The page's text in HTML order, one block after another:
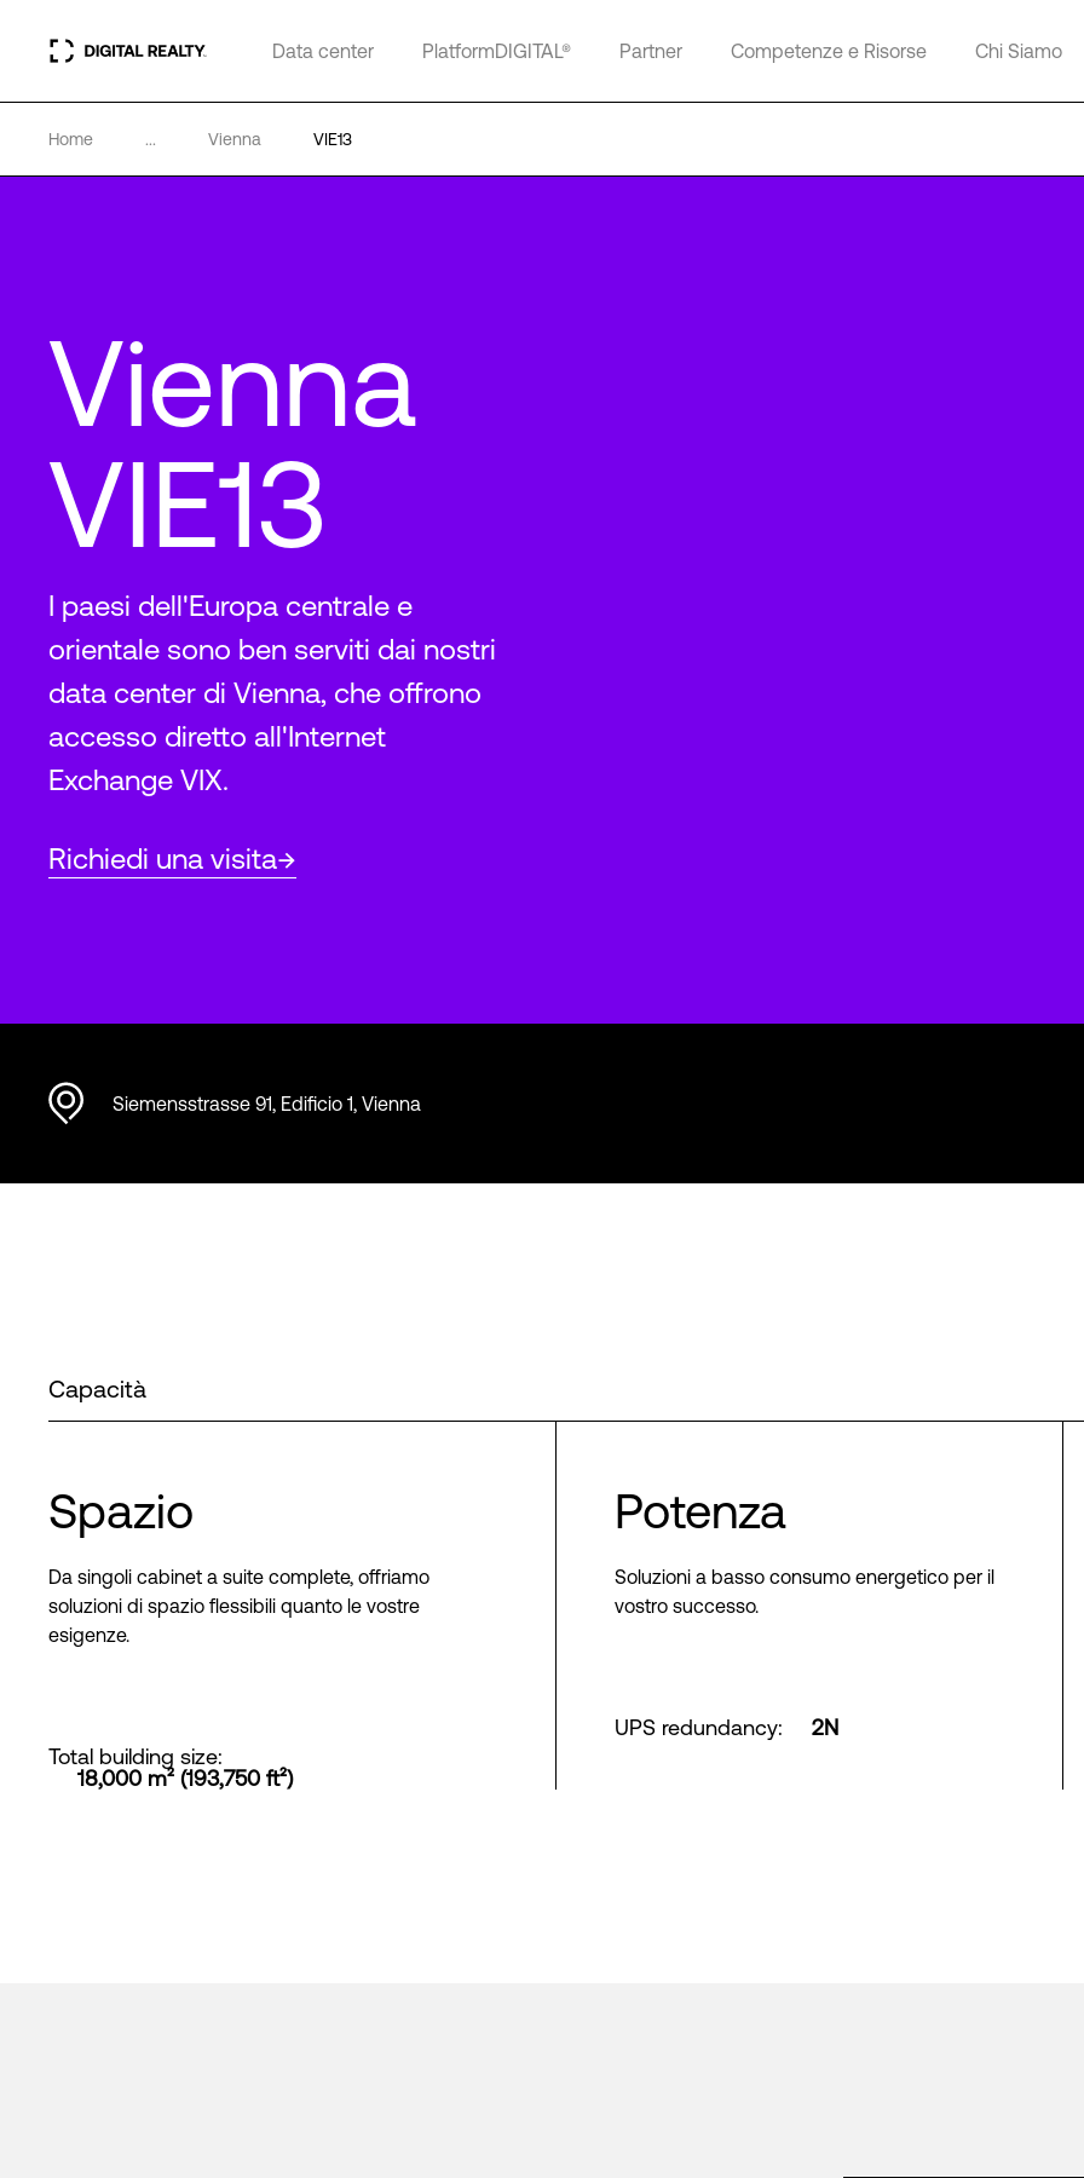
Data center PlatformDIGITAL® Partner Competenze e Risorse Chi Siamo
Home ... Vienna VIE13
Vienna
VIE13
I paesi dell'Europa centrale e
orientale sono ben serviti dai nostri
data center di Vienna, che offrono
accesso diretto all'Internet
Exchange VIX.
Richiedi una visita
Siemensstrasse 91, Edificio 1, Vienna
Capacità
Spazio
Da singoli cabinet a suite complete, offriamo
soluzioni di spazio flessibili quanto le vostre
esigenze.
Total building size:
18,000 m² (193,750 ft²)
Potenza
Soluzioni a basso consumo energetico per il
vostro successo.
UPS redundancy: 2N